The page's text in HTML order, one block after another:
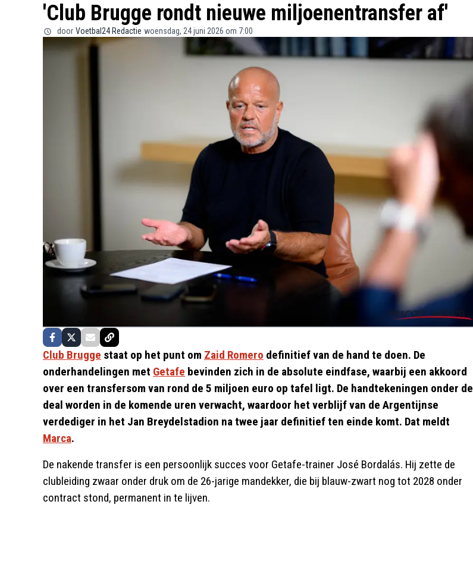
'Club Brugge rondt nieuwe miljoenentransfer af'
door Voetbal24 Redactie woensdag, 24 juni 2026 om 7:00
Club Brugge staat op het punt om Zaid Romero definitief van de hand te doen. De
onderhandelingen met Getafe bevinden zich in de absolute eindfase, waarbij een akkoord
over een transfersom van rond de 5 miljoen euro op tafel ligt. De handtekeningen onder de
deal worden in de komende uren verwacht, waardoor het verblijf van de Argentijnse
verdediger in het Jan Breydelstadion na twee jaar definitief ten einde komt. Dat meldt
Marca.
De nakende transfer is een persoonlijk succes voor Getafe-trainer José Bordalás. Hij zette de
clubleiding zwaar onder druk om de 26-jarige mandekker, die bij blauw-zwart nog tot 2028 onder
contract stond, permanent in te lijven.